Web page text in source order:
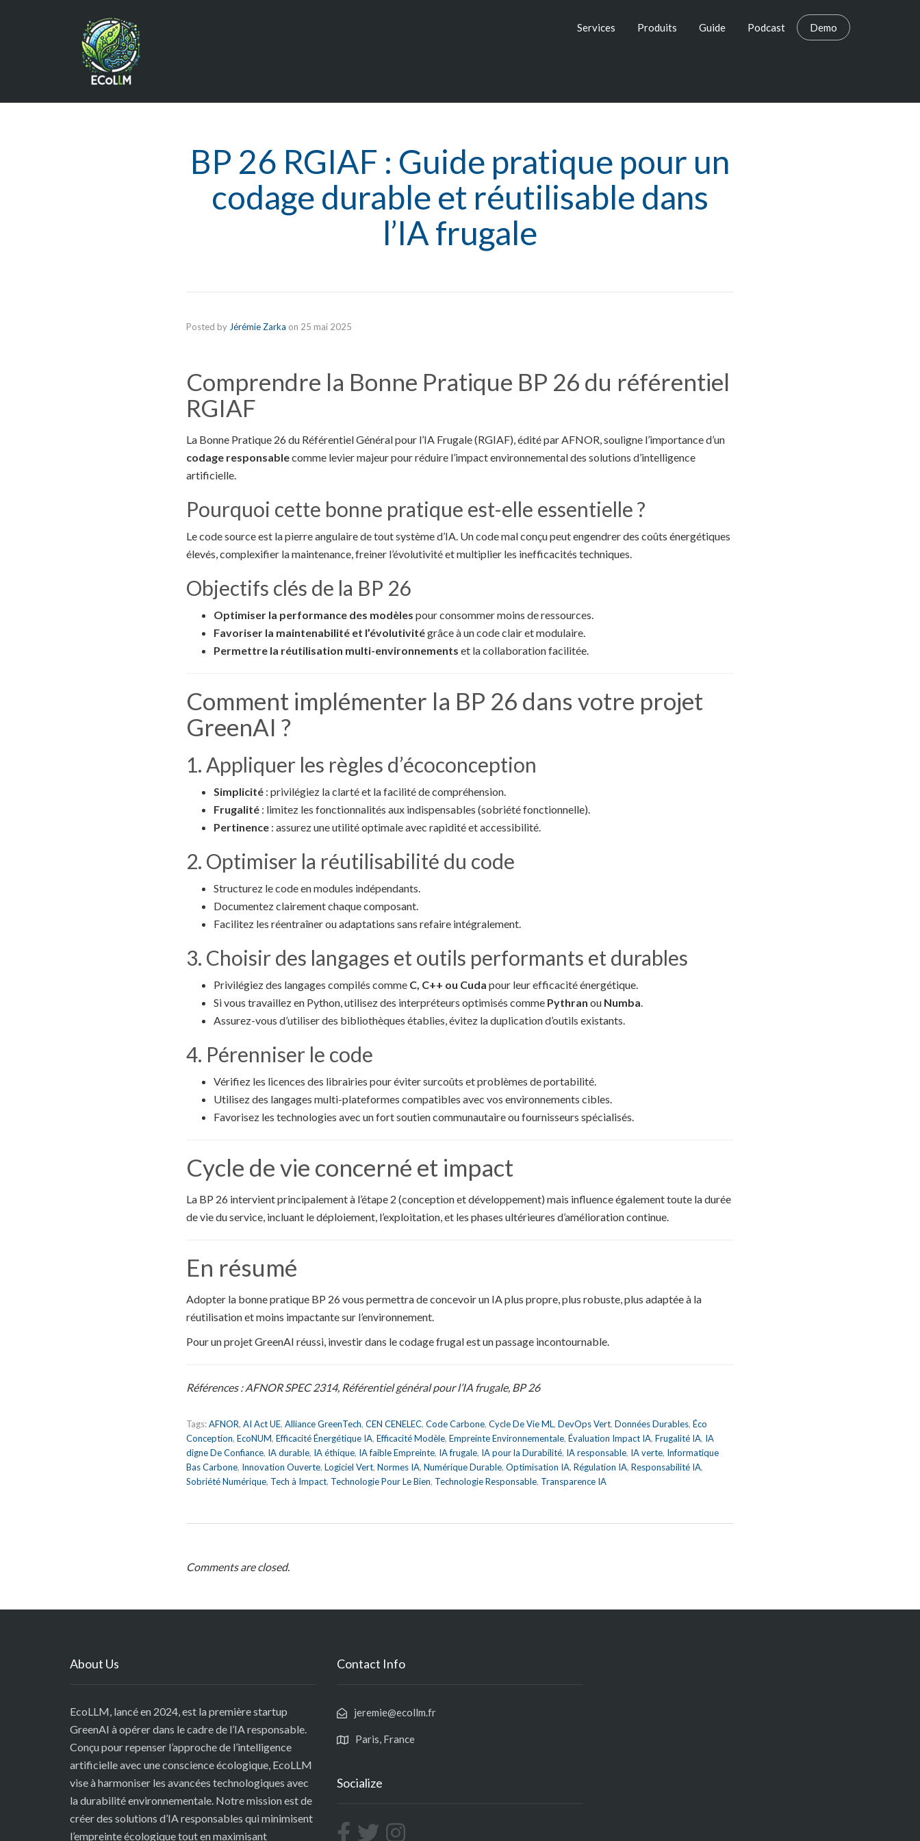
Services Produits Guide Podcast Demo
BP 26 RGIAF : Guide pratique pour un
codage durable et réutilisable dans
l’IA frugale
Posted by Jérémie Zarka on 25 mai 2025
Comprendre la Bonne Pratique BP 26 du référentiel
RGIAF
La Bonne Pratique 26 du Référentiel Général pour l’IA Frugale (RGIAF), édité par AFNOR, souligne l’importance d’un
codage responsablecomme levier majeur pour réduire l’impact environnemental des solutions d’intelligence
artificielle.
Pourquoi cette bonne pratique est-elle essentielle ?
Le code source est la pierre angulaire de tout système d’IA. Un code mal conçu peut engendrer des coûts énergétiques
élevés, complexifier la maintenance, freiner l’évolutivité et multiplier les inefficacités techniques.
Objectifs clés de la BP 26
Optimiser la performance des modèles pour consommer moins de ressources.
Favoriser la maintenabilité et l’évolutivitégrâce à un code clair et modulaire.
Permettre la réutilisation multi-environnements et la collaboration facilitée.
Comment implémenter la BP 26 dans votre projet
GreenAI ?
1. Appliquer les règles d’écoconception
Simplicité : privilégiez la clarté et la facilité de compréhension.
Frugalité : limitez les fonctionnalités aux indispensables (sobriété fonctionnelle).
Pertinence : assurez une utilité optimale avec rapidité et accessibilité.
2. Optimiser la réutilisabilité du code
Structurez le code en modules indépendants.
Documentez clairement chaque composant.
Facilitez les réentraîner ou adaptations sans refaire intégralement.
3. Choisir des langages et outils performants et durables
Privilégiez des langages compilés comme C, C++ ou Cuda pour leur efficacité énergétique.
Si vous travaillez en Python, utilisez des interpréteurs optimisés comme Pythran ou Numba.
Assurez-vous d’utiliser des bibliothèques établies, évitez la duplication d’outils existants.
4. Pérenniser le code
Vérifiez les licences des librairies pour éviter surcoûts et problèmes de portabilité.
Utilisez des langages multi-plateformes compatibles avec vos environnements cibles.
Favorisez les technologies avec un fort soutien communautaire ou fournisseurs spécialisés.
Cycle de vie concerné et impact
La BP 26 intervient principalement à l’étape 2 (conception et développement) mais influence également toute la durée
de vie du service, incluant le déploiement, l’exploitation, et les phases ultérieures d’amélioration continue.
En résumé
Adopter la bonne pratique BP 26 vous permettra de concevoir un IA plus propre, plus robuste, plus adaptée à la
réutilisation et moins impactante sur l’environnement.
Pour un projet GreenAI réussi, investir dans le codage frugal est un passage incontournable.
Références : AFNOR SPEC 2314, Référentiel général pour l’IA frugale, BP 26
Tags:AFNOR, AI Act UE, Alliance GreenTech, CEN CENELEC, Code Carbone, Cycle De Vie ML, DevOps Vert, Données Durables, Éco
Conception, EcoNUM, Efficacité Énergétique IA, Efficacité Modèle, Empreinte Environnementale, Évaluation Impact IA, Frugalité IA, IA
digne De Confiance, IA durable, IA éthique, IA faible Empreinte, IA frugale, IA pour la Durabilité, IA responsable, IA verte, Informatique
Bas Carbone, Innovation Ouverte, Logiciel Vert, Normes IA, Numérique Durable, Optimisation IA, Régulation IA, Responsabilité IA,
Sobriété Numérique, Tech à Impact, Technologie Pour Le Bien, Technologie Responsable, Transparence IA
Comments are closed.
About Us
EcoLLM, lancé en 2024, est la première startup
GreenAI à opérer dans le cadre de l’IA responsable.
Conçu pour repenser l’approche de l’intelligence
artificielle avec une conscience écologique, EcoLLM
vise à harmoniser les avancées technologiques avec
la durabilité environnementale. Notre mission est de
créer des solutions d’IA responsables qui minimisent
l’empreinte écologique tout en maximisant
Contact Info
jeremie@ecollm.fr
Paris, France
Socialize